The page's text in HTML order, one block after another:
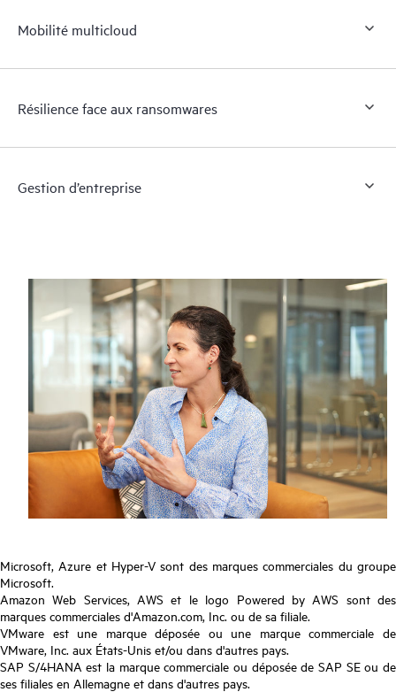
Mobilité multicloud
Résilience face aux ransomwares
Gestion d’entreprise
Microsoft, Azure et Hyper-V sont des marques commerciales du groupe
Microsoft.
Amazon Web Services, AWS et le logo Powered by AWS sont des
marques commerciales d'Amazon.com, Inc. ou de sa filiale.
VMware est une marque déposée ou une marque commerciale de
VMware, Inc. aux États-Unis et/ou dans d'autres pays.
SAP S/4HANA est la marque commerciale ou déposée de SAP SE ou de
ses filiales en Allemagne et dans d'autres pays.